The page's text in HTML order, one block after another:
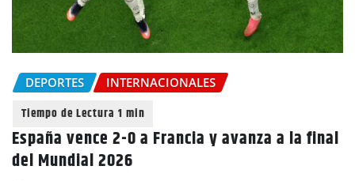
DEPORTES INTERNACIONALES
España vence 2-0 a Francia y avanza a la final
del Mundial 2026